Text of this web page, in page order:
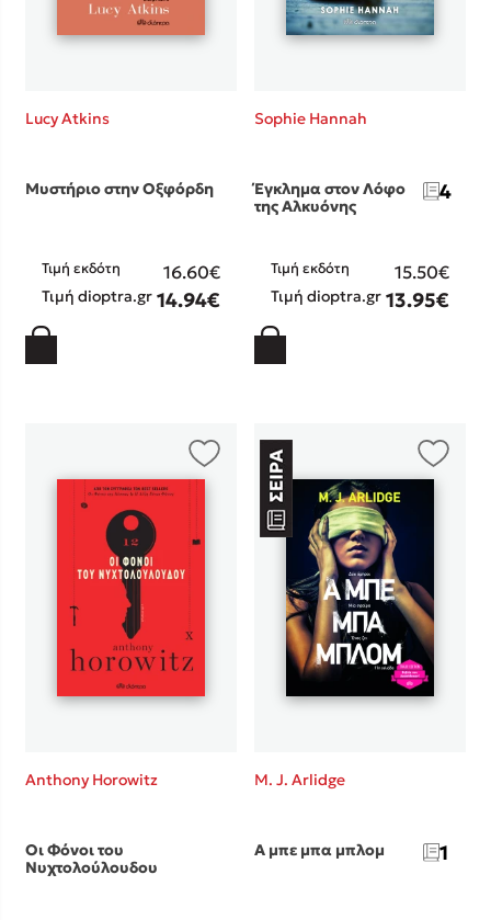
Lucy Atkins
Μυστήριο στην Οξφόρδη
Τιμή εκδότη 16.60€
Τιμή dioptra.gr 14.94€
Sophie Hannah
Έγκλημα στον Λόφο
της Αλκυόνης
4
Τιμή εκδότη 15.50€
Τιμή dioptra.gr 13.95€
Anthony Horowitz
Οι Φόνοι του
Νυχτολούλουδου
M. J. Arlidge
Α μπε μπα μπλομ 1